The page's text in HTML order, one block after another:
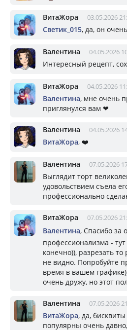
ВитаЖора 03.05.2026
Светик_015, да, он
Валентина 04.05.2026
Интересный рецепт,
ВитаЖора 04.05.2026
Валентина, мне очень
приглянулся вам ❤
Валентина 04.05.2026
ВитаЖора, ❤️
Валентина 07.05.2026
Выглядит торт
удовольствием съела
профессионально
ВитаЖора 07.05.2026
Валентина, Спасибо за
профессионализма -
конечно)), разрезать то
не видно. Попробуйте
время в вашем
очень дружу, но этот
Валентина 07.05.2026
ВитаЖора, да,
популярны очень